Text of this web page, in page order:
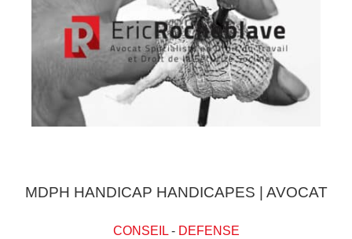
MDPH HANDICAP HANDICAPES | AVOCAT
CONSEIL- DEFENSE